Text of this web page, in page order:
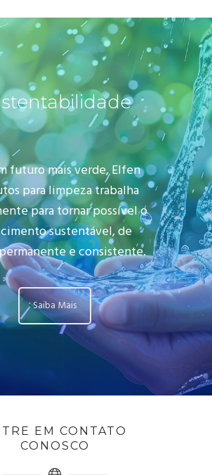
futuro mais verde, Elfen
para limpeza trabalha
para tornar possível o
sustentável, de
e consistente.
Saiba Mais
EM CONTATO
CONOSCO